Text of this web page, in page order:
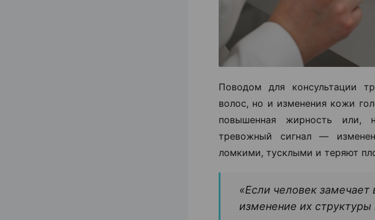
Поводом для консультации
волос, но и изменения кожи
повышенная жирность или,
тревожный сигнал —
ломкими, тусклыми и теряют
«Если человек
изменение их